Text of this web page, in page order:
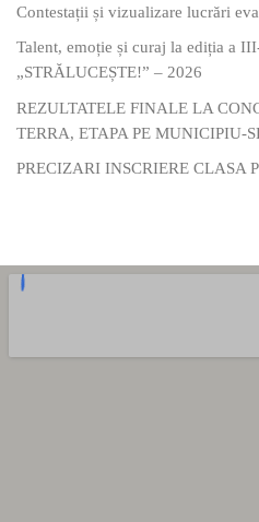
Contestații și vizualizare lucrări
Talent, emoție și curaj la ediția a
„STRĂLUCEȘTE!” – 2026
REZULTATELE FINALE LA
TERRA, ETAPA PE MUNICIPIU-
PRECIZARI INSCRIERE CLASA